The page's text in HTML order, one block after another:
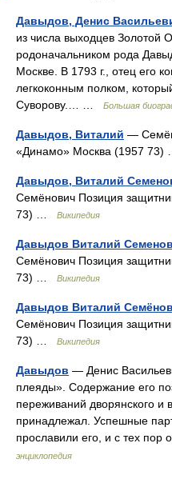
Давыдов, Денис
из числа выходцев Золотой
родоначальником рода
Москве. В 1793 г., отец его
легкоконным полком,
Суворову.… …
Большая
Давыдов, Виталий —
«Динамо» Москва (1957
Давыдов, Виталий
Семёнович Позиция
73) …
Википедия
Давыдов Виталий
Семёнович Позиция
73) …
Википедия
Давыдов Виталий
Семёнович Позиция
73) …
Википедия
Давыдов — Денис
плеяды». Содержание его
переживаний дворянского и
принадлежал. Успешные
прославили его, и с тех пор
энциклопедия